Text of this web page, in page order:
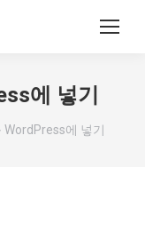
에 넣기
WordPress에 넣기